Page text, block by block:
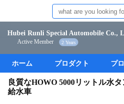
Hubei Runli Special Automobile Co.,
Active Member 2 Years
ホーム プロダクト プ
良質なHOWO 5000リットル水
給水車